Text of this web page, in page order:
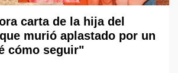
carta de la hija del
murió aplastado por un
cómo seguir"